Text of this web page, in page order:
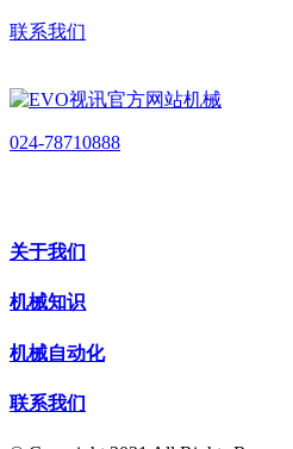
联系我们
024-78710888
关于我们
机械知识
机械自动化
联系我们